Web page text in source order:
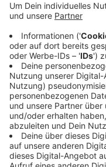
ist: Die Zahl der
mit Hilfe eines
zwölf Prozent auf
zeigt schon seit
Anzeige
nicht gemeldet
Anzeige